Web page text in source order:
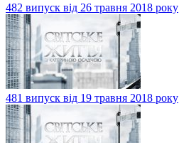
482 випуск від 26 травня 2018 року
481 випуск від 19 травня 2018 року